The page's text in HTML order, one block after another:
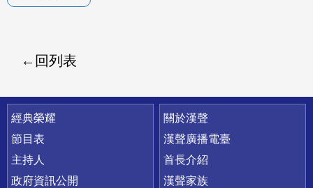
回列表
快速連結
經典榮耀
節目表
主持人
政府資訊公開
關於漢聲
漢聲廣播電臺
首長介紹
漢聲家族